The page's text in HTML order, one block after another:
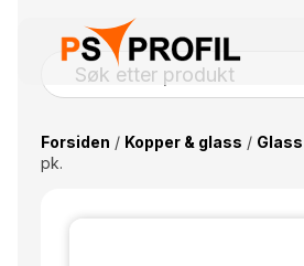
Forsiden / Kopper & glass / Glass
pk.